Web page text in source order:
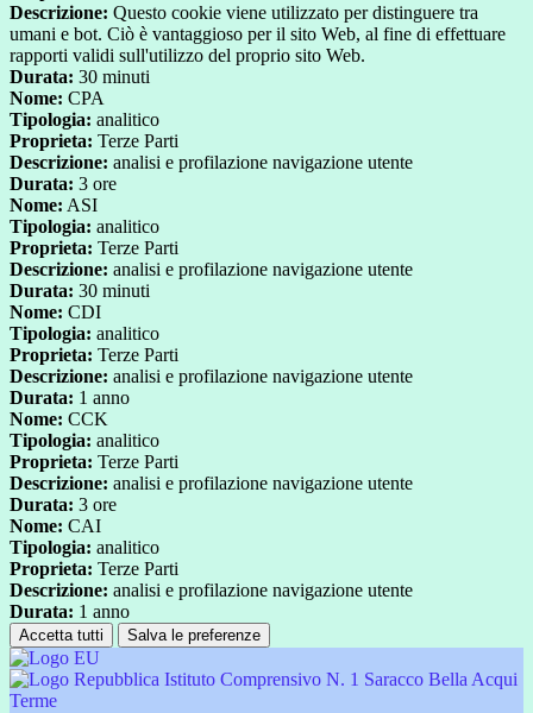
Descrizione: Questo cookie viene utilizzato per distinguere tra
umani e bot. Ciò è vantaggioso per il sito Web, al fine di effettuare
rapporti validi sull'utilizzo del proprio sito Web.
Durata: 30 minuti
Nome: CPA
Tipologia: analitico
Proprieta: Terze Parti
Descrizione: analisi e profilazione navigazione utente
Durata: 3 ore
Nome: ASI
Tipologia: analitico
Proprieta: Terze Parti
Descrizione: analisi e profilazione navigazione utente
Durata: 30 minuti
Nome: CDI
Tipologia: analitico
Proprieta: Terze Parti
Descrizione: analisi e profilazione navigazione utente
Durata: 1 anno
Nome: CCK
Tipologia: analitico
Proprieta: Terze Parti
Descrizione: analisi e profilazione navigazione utente
Durata: 3 ore
Nome: CAI
Tipologia: analitico
Proprieta: Terze Parti
Descrizione: analisi e profilazione navigazione utente
Durata: 1 anno
Accetta tutti Salva le preferenze
Istituto Comprensivo N. 1 Saracco Bella Acqui
Terme